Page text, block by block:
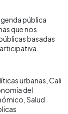
pública
que nos
basadas
urbanas Cali
del
Salud